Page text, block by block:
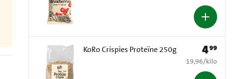
KoRo Crispies Proteïne 250g Prijs: € 4,99
499
€ 19,96 per kilo
19,96/kilo